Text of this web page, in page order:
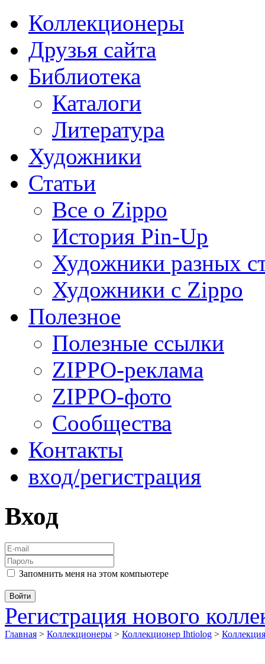
Коллекционеры
Друзья сайта
Библиотека
Каталоги
Литература
Художники
Статьи
Все о Zippo
История Pin-Up
Художники разных
Художники с Zippo
Полезное
Полезные ссылки
ZIPPO-реклама
ZIPPO-фото
Сообщества
Контакты
вход/регистрация
Вход
Запомнить меня на этом компьютере
Регистрация нового
Главная > Коллекционеры > Коллекционер Ihtiolog >